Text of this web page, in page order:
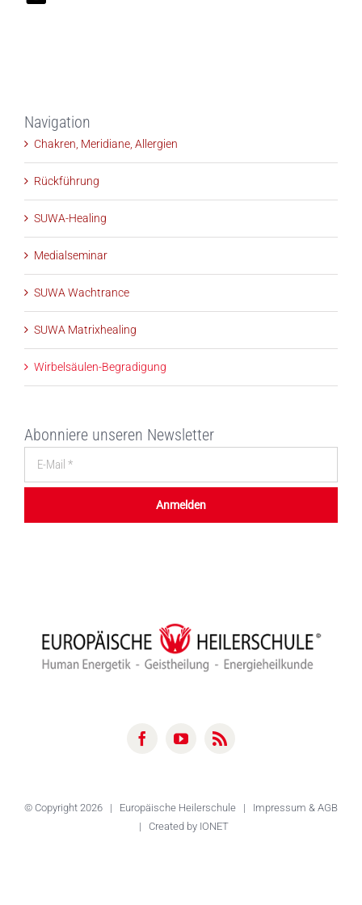
Navigation
Chakren, Meridiane, Allergien
Rückführung
SUWA-Healing
Medialseminar
SUWA Wachtrance
SUWA Matrixhealing
Wirbelsäulen-Begradigung
Abonniere unseren Newsletter
© Copyright 2026 | Europäische Heilerschule | Impressum & AGB
| Created by IONET